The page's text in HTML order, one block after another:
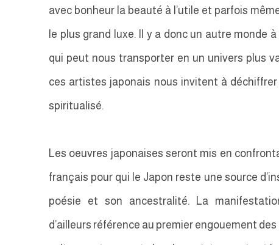
avec bonheur la beauté à l’utile et parfois
le plus grand luxe. Il y a donc un autre monde
qui peut nous transporter en un univers plus
ces artistes japonais nous invitent à
spiritualisé.
Les oeuvres japonaises seront mis en
français pour qui le Japon reste une source
poésie et son ancestralité. La
d’ailleurs référence au premier engouement